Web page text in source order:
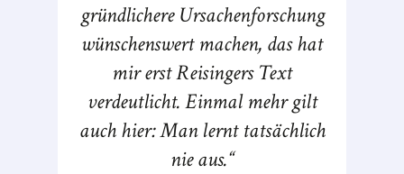
gründlichere Ursachenforschung
wünschenswert machen, das hat
mir erst Reisingers Text
verdeutlicht. Einmal mehr gilt
auch hier: Man lernt tatsächlich
nie aus.